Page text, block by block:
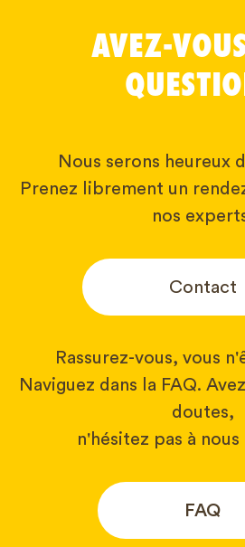
AVEZ-
Nous serons heureux
Prenez librement un
nos
Contact
Rassurez-vous, vous
Naviguez dans la FAQ.
doutes,
n'hésitez pas à
FAQ